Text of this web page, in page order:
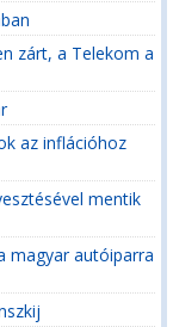
zárt, a Telekom a
az inflációhoz
mentik
magyar autóiparra